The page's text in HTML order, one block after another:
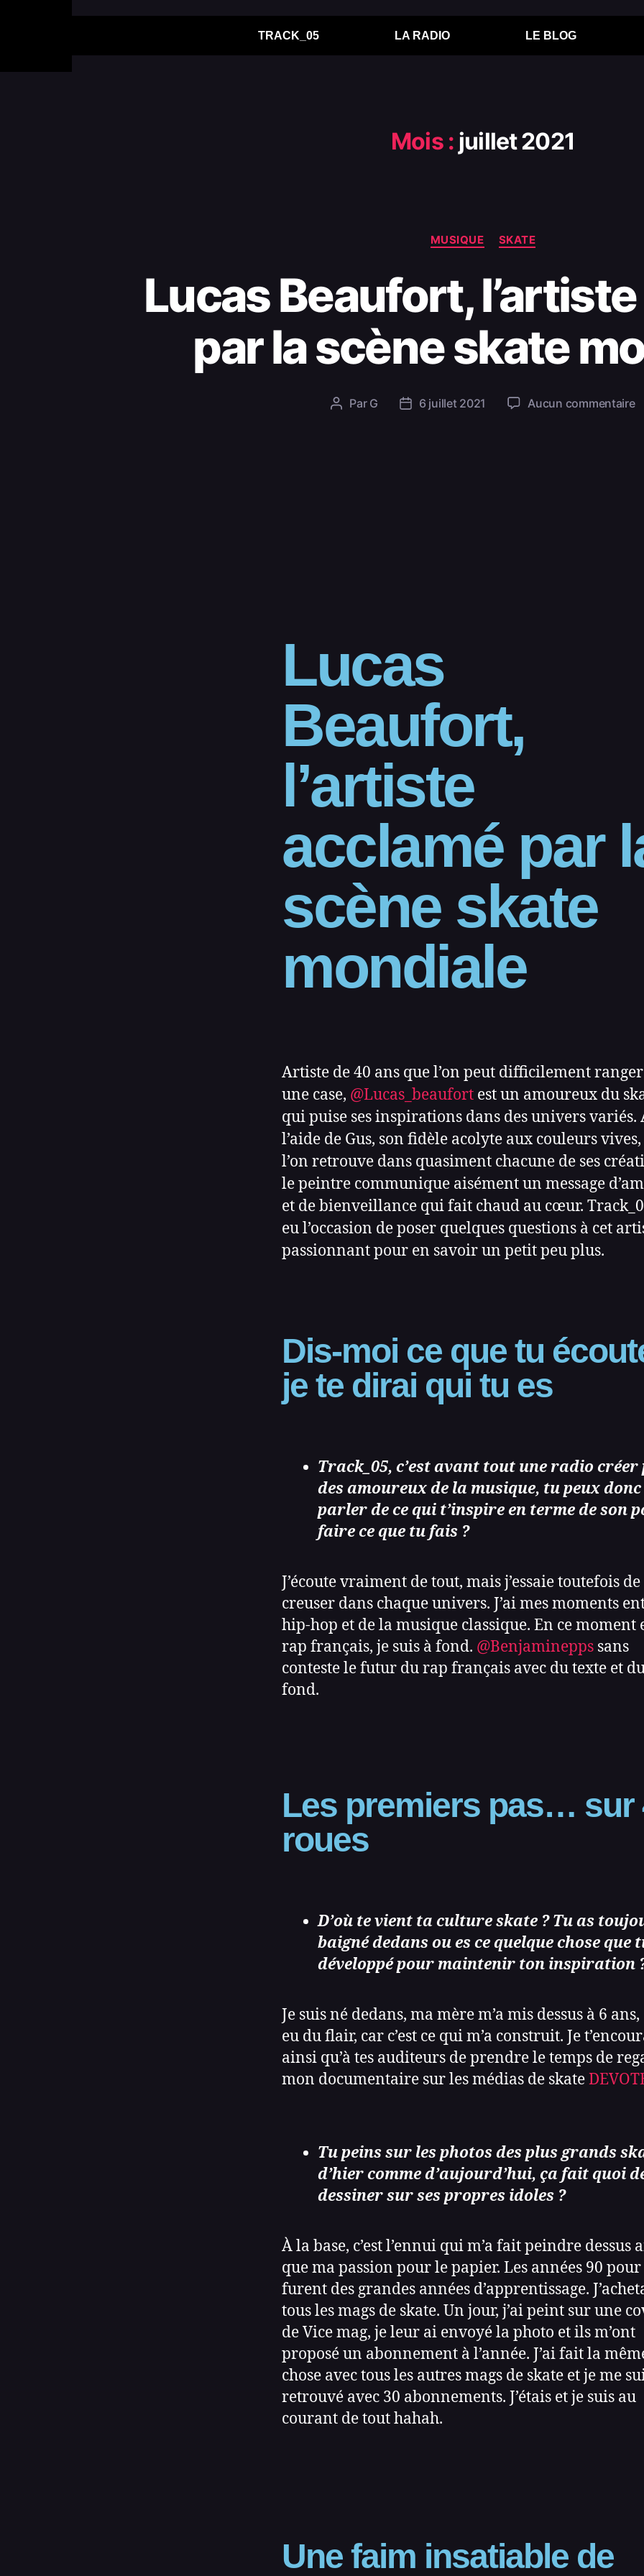
TRACK_05 LA RADIO LE BLOG
Mois : juillet 2021
MUSIQUE SKATE
Lucas Beaufort,
par la scène skate
Par G 6 juillet 2021 Aucun commentaire
Lucas
Beaufort,
l’artiste
acclamé par
scène skate
mondiale
Artiste de 40 ans que l’on peut difficilement
une case, @Lucas_beaufort est un amoureux du
qui puise ses inspirations dans des univers variés.
l’aide de Gus, son fidèle acolyte aux couleurs
l’on retrouve dans quasiment chacune de ses
le peintre communique aisément un message
et de bienveillance qui fait chaud au cœur.
eu l’occasion de poser quelques questions à cet
passionnant pour en savoir un petit peu plus.
Dis‑moi ce que tu
je te dirai qui tu es
Track_05, c’est avant tout une radio
des amoureux de la musique, tu peux
parler de ce qui t’inspire en terme de son
faire ce que tu fais ?
J’écoute vraiment de tout, mais j’essaie toutefois de
creuser dans chaque univers. J’ai mes moments
hip‑hop et de la musique classique. En ce moment
rap français, je suis à fond. @Benjaminepps sans
conteste le futur du rap français avec du texte et
fond.
Les premiers pas… sur
roues
D’où te vient ta culture skate ? Tu as
baigné dedans ou es ce quelque chose que
développé pour maintenir ton inspiration
Je suis né dedans, ma mère m’a mis dessus à 6
eu du flair, car c’est ce qui m’a construit. Je
ainsi qu’à tes auditeurs de prendre le temps de
mon documentaire sur les médias de skate
Tu peins sur les photos des plus grands
d’hier comme d’aujourd’hui, ça fait quoi
dessiner sur ses propres idoles ?
À la base, c’est l’ennui qui m’a fait peindre dessus
que ma passion pour le papier. Les années 90
furent des grandes années d’apprentissage.
tous les mags de skate. Un jour, j’ai peint sur une
de Vice mag, je leur ai envoyé la photo et ils m’ont
proposé un abonnement à l’année. J’ai fait la
chose avec tous les autres mags de skate et je me
retrouvé avec 30 abonnements. J’étais et je suis au
courant de tout hahah.
Une faim insatiable de